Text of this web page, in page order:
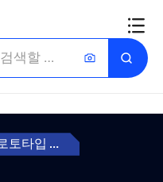
검증된 공장의 신속한 프로토타입 제작 비용 비교